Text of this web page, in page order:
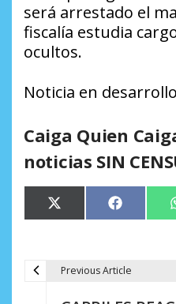
será arrestado el
fiscalía estudia
ocultos.
Noticia en desarrollo
Caiga Quien
noticias SIN
Compartir
en
X
(Twitter)
Compartir
en
Facebook
Previous Article